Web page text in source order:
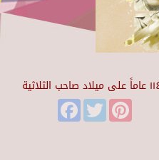
FacebookTwitter